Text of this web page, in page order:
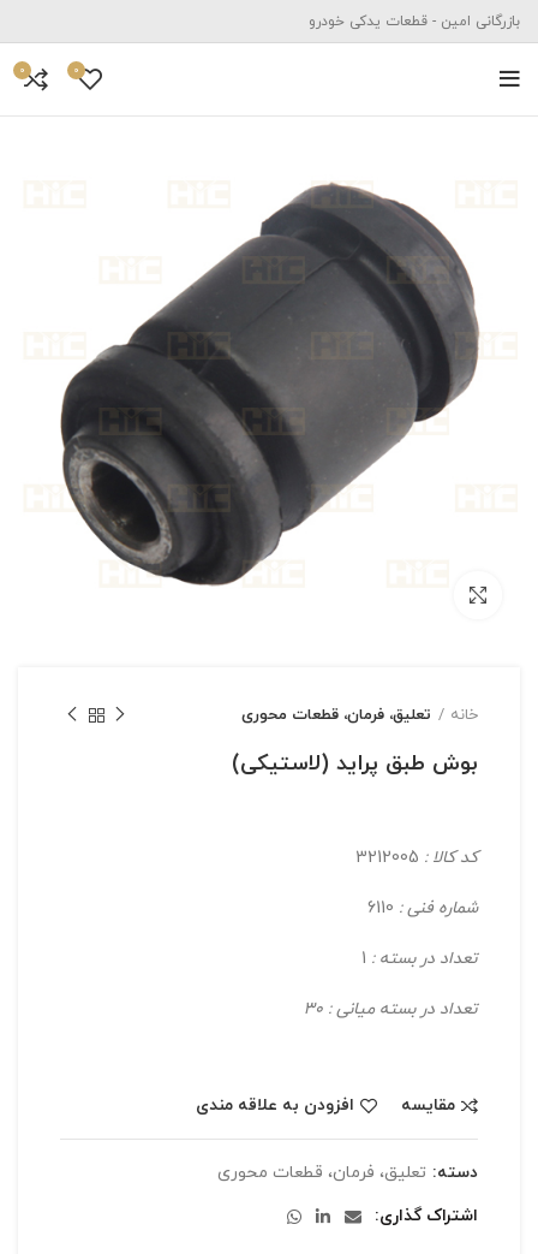
بازرگانی امین - قطعات یدکی خودرو
0
0
خانه تعلیق، فرمان، قطعات محوری
بوش طبق پراید (لاستیکی)
کد کالا :
شماره فنی :
تعداد در بسته :
تعداد در بسته میانی : 30
مقایسه افزودن به علاقه مندی
دسته: تعلیق، فرمان، قطعات محوری
اشتراک گذاری